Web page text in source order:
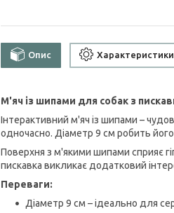
Опис Характеристики
М'яч із шипами для собак з
Інтерактивний м'яч із шипами –
одночасно. Діаметр 9 см робить
Поверхня з м'якими шипами сприяє
пискавка викликає додатковий
Переваги:
Діаметр 9 см – ідеально для